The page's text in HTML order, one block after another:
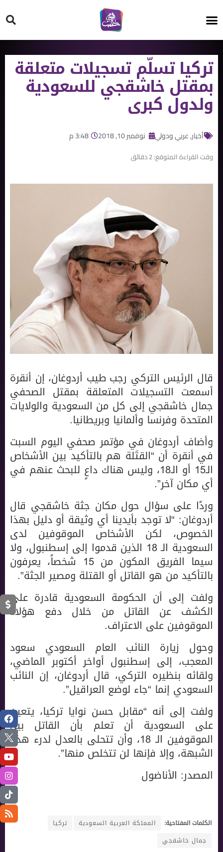
تركيا تسلّم تسجيلات متعلقة
بمقتل خاشقجي للسعودية
ولدول كبرى
أخبار,عربي ودولي نوفمبر 10, 2018 3:48 م
وقت القراءة المتوقع:2دقائق
قال الرئيس التركي رجب طيب أردوغان، إن أنقرة
أسمعت التسجيلات المتعلقة بمقتل الصحفي
جمال خاشقجي إلى كل من السعودية والولايات
المتحدة وفرنسا وألمانيا وبريطانيا.
وأضاف أردوغان في مؤتمر صحفي اليوم السبت
في أنقرة أن “القتَلة هم بالتأكيد بين الأشخاص
الـ15 أو الـ18، وليس هناك داعٍ للبحث عنهم في
أي مكان آخر”.
وردًا على سؤال حول مكان جثة خاشقجي قال
أردوغان: “لا توجد بأيدينا أي وثيقة أو دليل بهذا
الخصوص، لكن الأشخاص الموقوفين لدى
السعودية الـ 18 الذين قدموا إلى إسطنبول، ولا
سيما الفريق المكون من 15 شخصاً، يعرفون
بالتأكيد من هو القاتل أو القتلة ومصير الجثة”.
ولفت إلى أن الحكومة السعودية قادرة على
الكشف عن القاتل من خلال دفع هؤلاء
الموقوفين على الاعتراف.
وحول زيارة النائب العام السعودي سعود
المعجب، إلى إسطنبول أواخر أكتوبر الماضي،
ولقائه بنظيره التركي، قال أردوغان، إن النائب
السعودي إنما “جاء لوضع العراقيل”.
ولفت إلى أنه “مقابل حسن نوايا تركيا، يتعين
على السعودية أن تعلم بأن القاتل بين
الموقوفين الـ 18، وأن تتحلى بالعدل لدرء هذه
الشبهة، وإلا فإنها لن تتخلص منها”.
المصدر: الأناضول
الكلمات المفتاحية: المملكة العربية السعودية
تركيا
جمال خاشقجي